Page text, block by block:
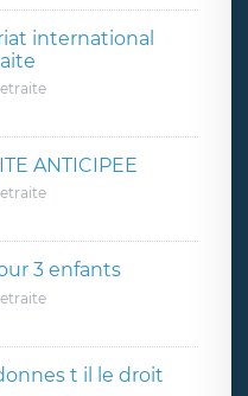
international
ANTICIPEE
3 enfants
t il le droit